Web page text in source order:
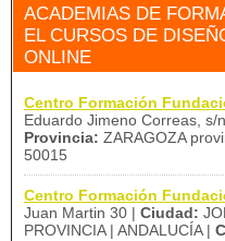
ACADEMIAS DE
EL CURSOS DE
ONLINE
Centro Formación
Eduardo Jimeno Correas, s/
Provincia: ZARAGOZA
50015
Centro Formación
Juan Martin 30 | Ciudad:
PROVINCIA | ANDALUCÍA |